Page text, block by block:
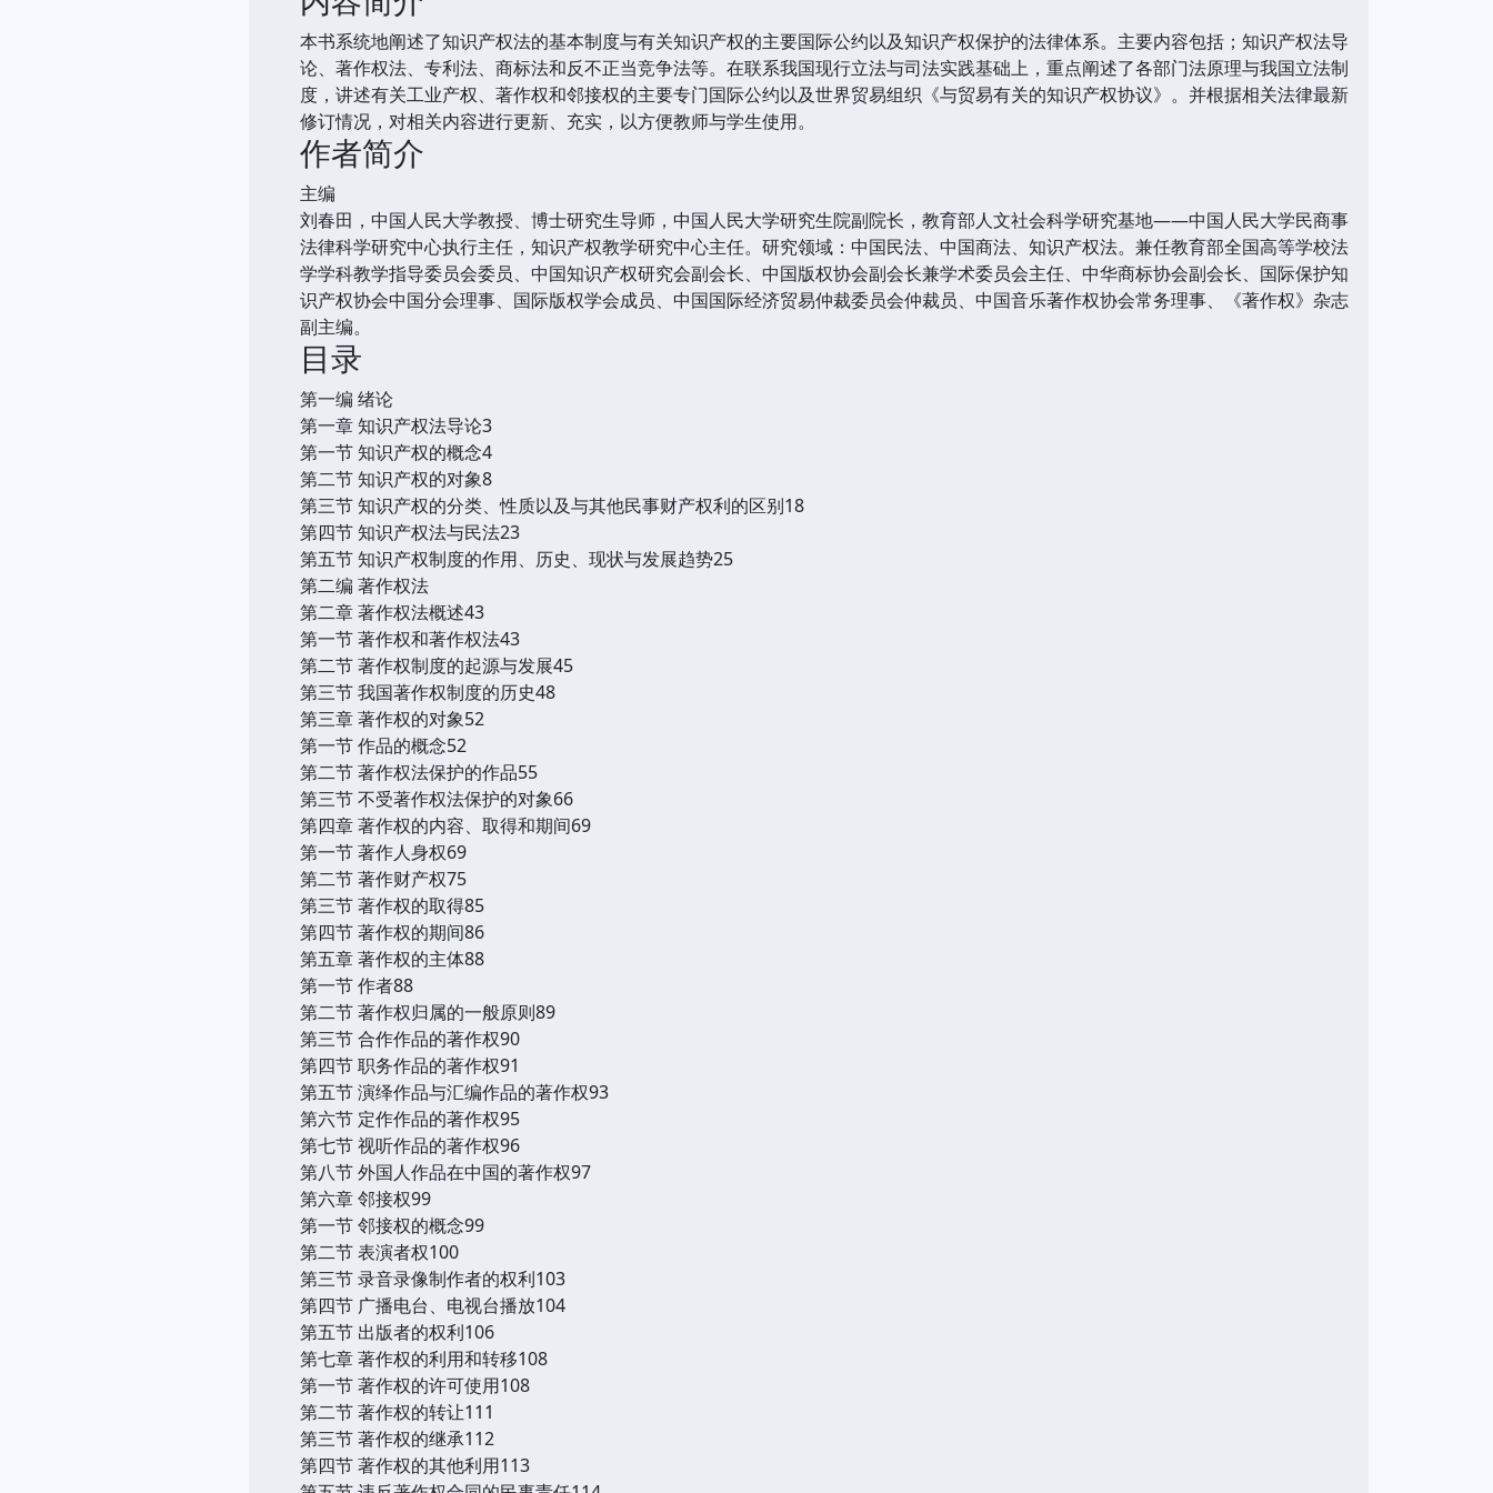
本书系统地阐述了知识产权法的基本制度与有关知识产权的主要国际公约以及知识产权保护的法律体系。主要内容包括；知识产权法导
论、著作权法、专利法、商标法和反不正当竞争法等。在联系我国现行立法与司法实践基础上，重点阐述了各部门法原理与我国立法制
度，讲述有关工业产权、著作权和邻接权的主要专门国际公约以及世界贸易组织《与贸易有关的知识产权协议》。并根据相关法律最新
修订情况，对相关内容进行更新、充实，以方便教师与学生使用。
作者简介
主编
刘春田，中国人民大学教授、博士研究生导师，中国人民大学研究生院副院长，教育部人文社会科学研究基地——中国人民大学民商事
法律科学研究中心执行主任，知识产权教学研究中心主任。研究领域：中国民法、中国商法、知识产权法。兼任教育部全国高等学校法
学学科教学指导委员会委员、中国知识产权研究会副会长、中国版权协会副会长兼学术委员会主任、中华商标协会副会长、国际保护知
识产权协会中国分会理事、国际版权学会成员、中国国际经济贸易仲裁委员会仲裁员、中国音乐著作权协会常务理事、《著作权》杂志
副主编。
目录
第一编 绪论
第一章 知识产权法导论3
第一节 知识产权的概念4
第二节 知识产权的对象8
第三节 知识产权的分类、性质以及与其他民事财产权利的区别18
第四节 知识产权法与民法23
第五节 知识产权制度的作用、历史、现状与发展趋势25
第二编 著作权法
第二章 著作权法概述43
第一节 著作权和著作权法43
第二节 著作权制度的起源与发展45
第三节 我国著作权制度的历史48
第三章 著作权的对象52
第一节 作品的概念52
第二节 著作权法保护的作品55
第三节 不受著作权法保护的对象66
第四章 著作权的内容、取得和期间69
第一节 著作人身权69
第二节 著作财产权75
第三节 著作权的取得85
第四节 著作权的期间86
第五章 著作权的主体88
第一节 作者88
第二节 著作权归属的一般原则89
第三节 合作作品的著作权90
第四节 职务作品的著作权91
第五节 演绎作品与汇编作品的著作权93
第六节 定作作品的著作权95
第七节 视听作品的著作权96
第八节 外国人作品在中国的著作权97
第六章 邻接权99
第一节 邻接权的概念99
第二节 表演者权100
第三节 录音录像制作者的权利103
第四节 广播电台、电视台播放104
第五节 出版者的权利106
第七章 著作权的利用和转移108
第一节 著作权的许可使用108
第二节 著作权的转让111
第三节 著作权的继承112
第四节 著作权的其他利用113